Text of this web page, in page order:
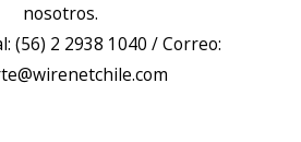
nosotros.
(56) 2 2938 1040 / Correo: